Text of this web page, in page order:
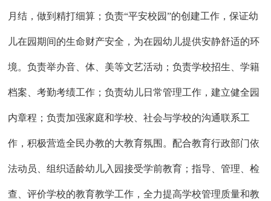
月结，做到精打细算；负责“平安校园”的创建工作，保证幼
儿在园期间的生命财产安全，为在园幼儿提供安静舒适的环
境。负责举办音、体、美等文艺活动；负责学校招生、学籍
档案、考勤考绩工作；负责幼儿日常管理工作，建立健全园
内章程；负责加强家庭和学校、社会与学校的沟通联系工
作，积极营造全民办教的大教育氛围。配合教育行政部门依
法动员、组织适龄幼儿入园接受学前教育；指导、管理、检
查、评价学校的教育教学工作，全力提高学校管理质量和教